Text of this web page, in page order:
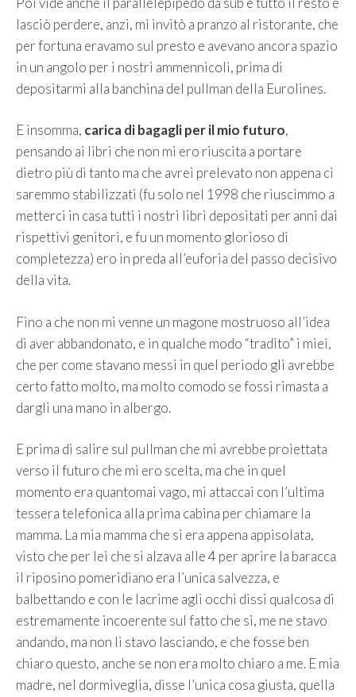
lasciò perdere, anzi, mi invitò a pranzo al ristorante, che
per fortuna eravamo sul presto e avevano ancora spazio
in un angolo per i nostri ammennicoli, prima di
depositarmi alla banchina del pullman della Eurolines.
E insomma, carica di bagagli per il mio futuro,
pensando ai libri che non mi ero riuscita a portare
dietro più di tanto ma che avrei prelevato non appena ci
saremmo stabilizzati (fu solo nel 1998 che riuscimmo a
metterci in casa tutti i nostri libri depositati per anni dai
rispettivi genitori, e fu un momento glorioso di
completezza) ero in preda all’euforia del passo decisivo
della vita.
Fino a che non mi venne un magone mostruoso all’idea
di aver abbandonato, e in qualche modo “tradito” i miei,
che per come stavano messi in quel periodo gli avrebbe
certo fatto molto, ma molto comodo se fossi rimasta a
dargli una mano in albergo.
E prima di salire sul pullman che mi avrebbe proiettata
verso il futuro che mi ero scelta, ma che in quel
momento era quantomai vago, mi attaccai con l’ultima
tessera telefonica alla prima cabina per chiamare la
mamma. La mia mamma che si era appena appisolata,
visto che per lei che si alzava alle 4 per aprire la baracca
il riposino pomeridiano era l’unica salvezza, e
balbettando e con le lacrime agli occhi dissi qualcosa di
estremamente incoerente sul fatto che si, me ne stavo
andando, ma non li stavo lasciando, e che fosse ben
chiaro questo, anche se non era molto chiaro a me. E mia
madre, nel dormiveglia, disse l’unica cosa giusta, quella